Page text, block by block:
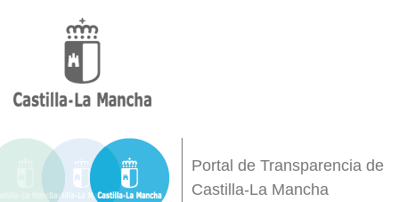
Portal de Transparencia de
Castilla-La Mancha